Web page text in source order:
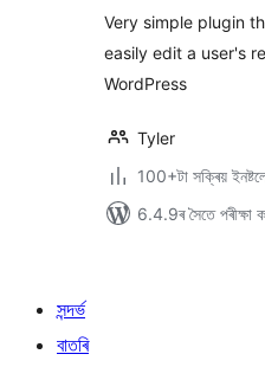
Very simple plugin
easily edit a user's
WordPress
Tyler
100+টা সক্ৰিয়
6.4.9ৰ সৈতে পৰীক্ষা
সন্দৰ্ভ
বাতৰি